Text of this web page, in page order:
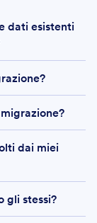
dati esistenti
dai miei
gli stessi?